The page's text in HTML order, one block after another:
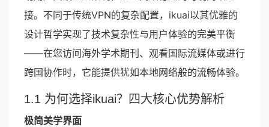
接。不同于传统VPN的复杂配置，ikuai以其优雅的
设计哲学实现了技术复杂性与用户体验的完美平衡
——在您访问海外学术期刊、观看国际流媒体或进行
跨国协作时，它能提供犹如本地网络般的流畅体验。
1.1 为何选择ikuai？四大核心优势解析
极简美学界面